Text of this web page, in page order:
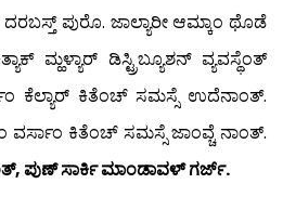
ಪುರೊ. ಜಾಲ್ಯಾರೀ ಆಮ್ಕಾಂ ಥೊಡೆ
ಮ್ಹಳ್ಯಾರ್ ಡಿಸ್ಟ್ರಿಬ್ಯೂಶನ್ ವ್ಯವಸ್ಥೆಂತ್
ಕೆಲ್ಯಾರ್ ಕಿತೆಂಚ್ ಸಮಸ್ಸೆ ಉದೆನಾಂತ್.
ವರ್ಸಾಂ ಕಿತೆಂಚ್ ಸಮಸ್ಸೆ ಜಾಂವ್ಚೆ ನಾಂತ್.
ಪುಣ್ ಸಾರ್ಕಿ ಮಾಂಡಾವಳ್ ಗರ್ಜ್.